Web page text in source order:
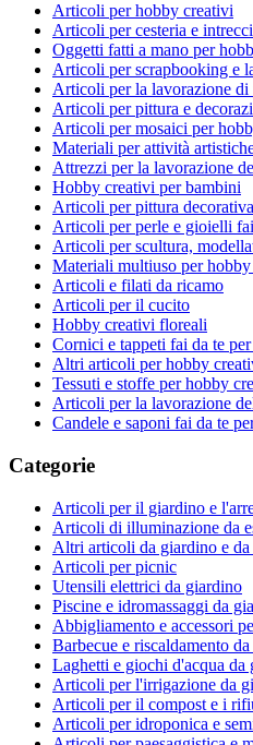
Articoli per hobby creativi
Articoli per cesteria e
Oggetti fatti a mano per
Articoli per scrapbooking e
Articoli per la lavorazione di
Articoli per pittura e
Articoli per mosaici per
Materiali per attività
Attrezzi per la lavorazione
Hobby creativi per bambini
Articoli per pittura
Articoli per perle e gioielli
Articoli per scultura,
Materiali multiuso per
Articoli e filati da ricamo
Articoli per il cucito
Hobby creativi floreali
Cornici e tappeti fai da te
Altri articoli per hobby
Tessuti e stoffe per hobby
Articoli per la lavorazione
Candele e saponi fai da te
Categorie
Articoli per il giardino e
Articoli di illuminazione da
Altri articoli da giardino e da
Articoli per picnic
Utensili elettrici da giardino
Piscine e idromassaggi da
Abbigliamento e accessori
Barbecue e riscaldamento da
Laghetti e giochi d'acqua da
Articoli per l'irrigazione da
Articoli per il compost e i
Articoli per idroponica e